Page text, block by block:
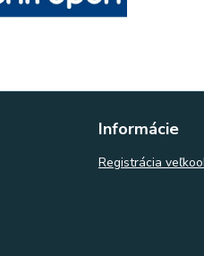
Informácie
Registrácia